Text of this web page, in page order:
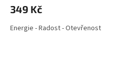
349 Kč
Energie - Radost - Otevřenost